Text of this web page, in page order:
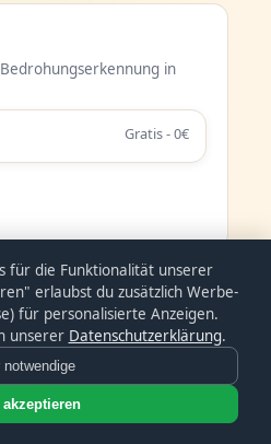
in
Gratis - 0€
mit KI-gestütztem
für die Funktionalität unserer
erlaubst du zusätzlich Werbe-
für personalisierte Anzeigen.
unserer Datenschutzerklärung.
notwendige